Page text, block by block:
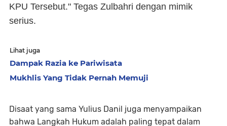
KPU Tersebut." Tegas Zulbahri dengan mimik
serius.
Lihat juga
Dampak Razia ke Pariwisata
Mukhlis Yang Tidak Pernah Memuji
Disaat yang sama Yulius Danil juga menyampaikan
bahwa Langkah Hukum adalah paling tepat dalam